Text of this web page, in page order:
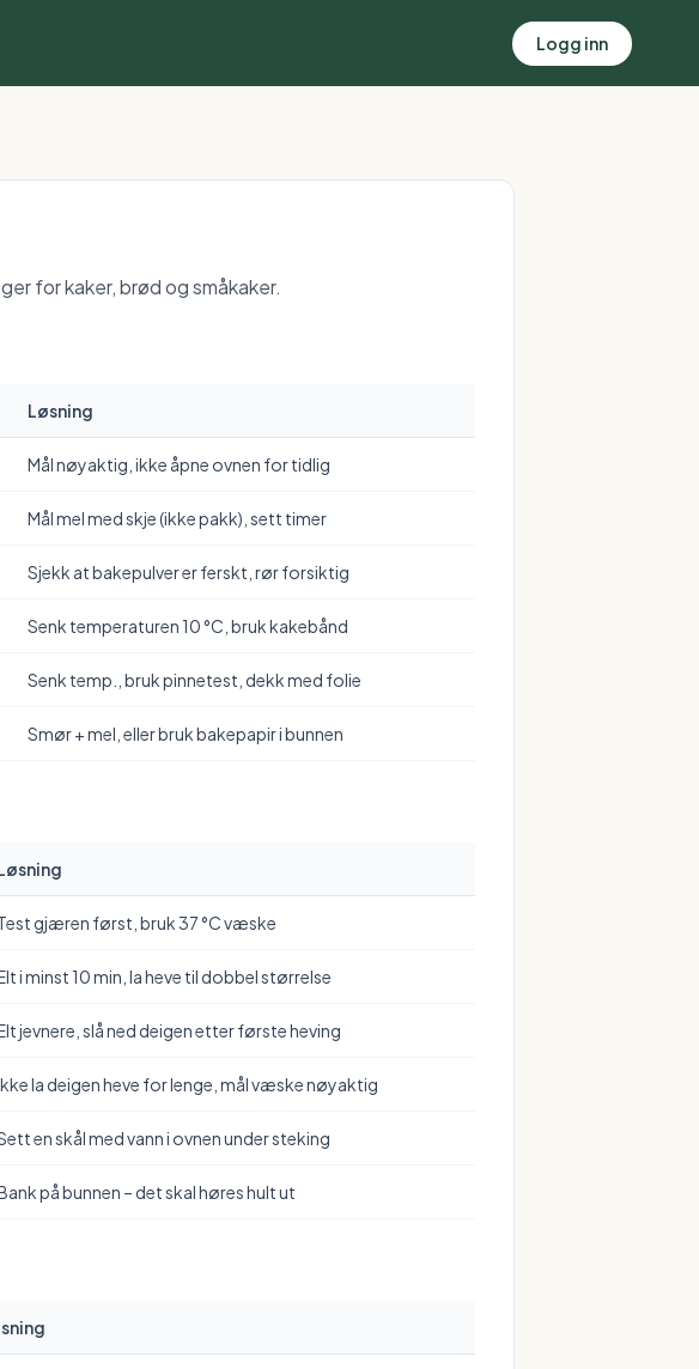
Logg inn
for kaker, brød og småkaker.
Løsning
Mål nøyaktig, ikke åpne ovnen for tidlig
Mål mel med skje (ikke pakk), sett timer
Sjekk at bakepulver er ferskt, rør forsiktig
Senk temperaturen 10 °C, bruk kakebånd
Senk temp., bruk pinnetest, dekk med folie
Smør + mel, eller bruk bakepapir i bunnen
gjæren først, bruk 37 °C væske
i minst 10 min, la heve til dobbel størrelse
jevnere, slå ned deigen etter første heving
la deigen heve for lenge, mål væske nøyaktig
en skål med vann i ovnen under steking
på bunnen – det skal høres hult ut